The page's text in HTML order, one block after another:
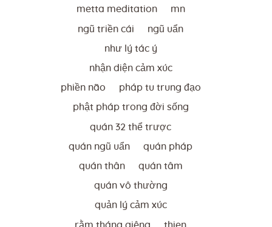
metta meditation mn
ngũ triền cái ngũ uẩn
như lý tác ý
nhận diện cảm xúc
phiền não pháp tu trung đạo
phật pháp trong đời sống
quán 32 thể trược
quán ngũ uẩn quán pháp
quán thân quán tâm
quán vô thường
quản lý cảm xúc
rằm tháng giêng thien